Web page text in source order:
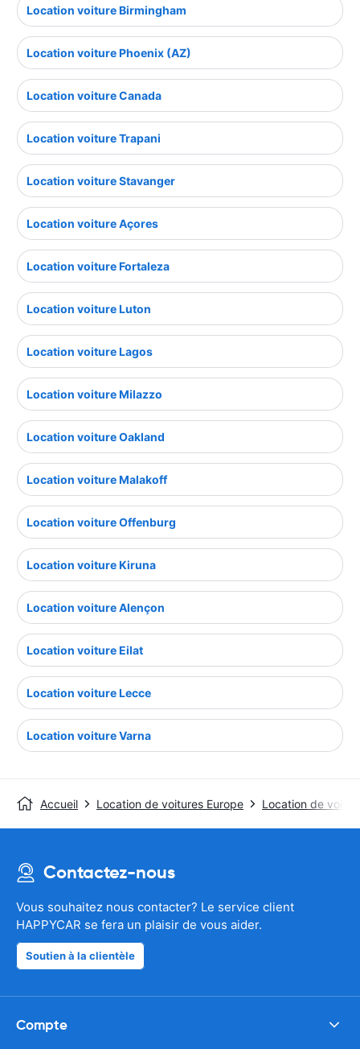
Location voiture Birmingham
Location voiture Phoenix (AZ)
Location voiture Canada
Location voiture Trapani
Location voiture Stavanger
Location voiture Açores
Location voiture Fortaleza
Location voiture Luton
Location voiture Lagos
Location voiture Milazzo
Location voiture Oakland
Location voiture Malakoff
Location voiture Offenburg
Location voiture Kiruna
Location voiture Alençon
Location voiture Eilat
Location voiture Lecce
Location voiture Varna
Accueil Location de voitures Europe Location de
Contactez-nous
Vous souhaitez nous contacter? Le service client
HAPPYCAR se fera un plaisir de vous aider.
Soutien à la clientèle
Compte